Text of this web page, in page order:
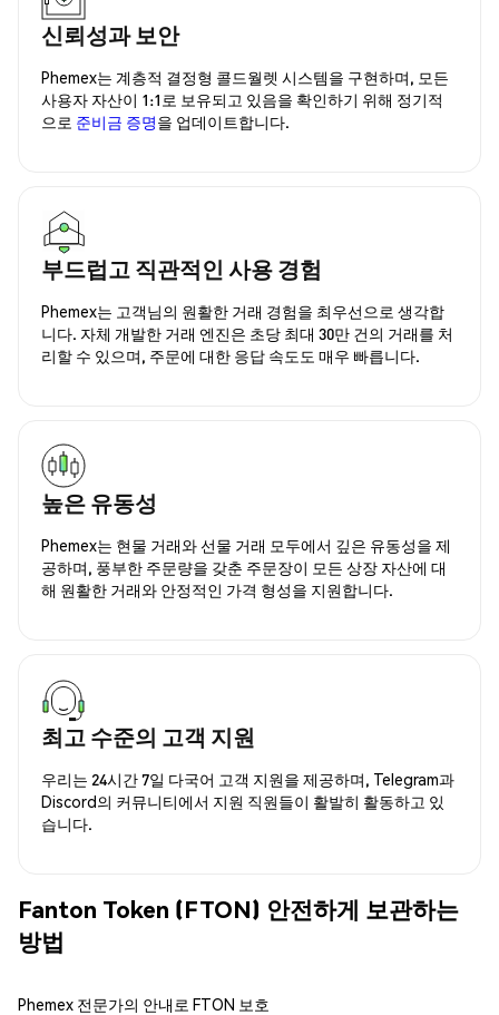
신뢰성과 보안
Phemex는 계층적 결정형 콜드월렛 시스템을 구현하며, 모든
사용자 자산이 1:1로 보유되고 있음을 확인하기 위해 정기적
으로 준비금 증명을 업데이트합니다.
부드럽고 직관적인 사용 경험
Phemex는 고객님의 원활한 거래 경험을 최우선으로 생각합
니다. 자체 개발한 거래 엔진은 초당 최대 30만 건의 거래를 처
리할 수 있으며, 주문에 대한 응답 속도도 매우 빠릅니다.
높은 유동성
Phemex는 현물 거래와 선물 거래 모두에서 깊은 유동성을 제
공하며, 풍부한 주문량을 갖춘 주문장이 모든 상장 자산에 대
해 원활한 거래와 안정적인 가격 형성을 지원합니다.
최고 수준의 고객 지원
우리는 24시간 7일 다국어 고객 지원을 제공하며, Telegram과
Discord의 커뮤니티에서 지원 직원들이 활발히 활동하고 있
습니다.
Fanton Token (FTON) 안전하게 보관하는
방법
Phemex 전문가의 안내로 FTON 보호